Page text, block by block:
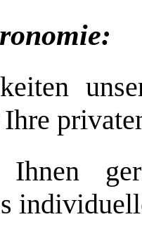
Ihnen